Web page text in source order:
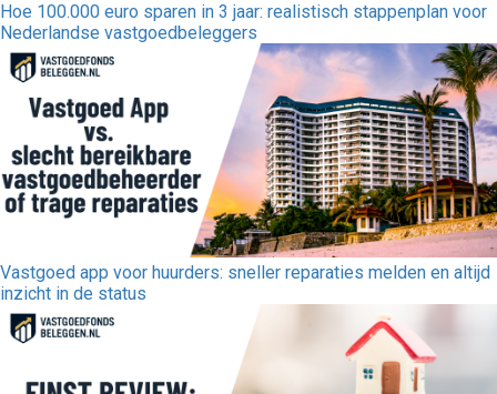
Hoe 100.000 euro sparen in 3 jaar: realistisch stappenplan voor
Nederlandse vastgoedbeleggers
Vastgoed app voor huurders: sneller reparaties melden en altijd
inzicht in de status